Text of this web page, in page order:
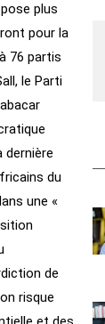
plus
pour la
76 partis
le Parti
dernière
du
une «
de
risque